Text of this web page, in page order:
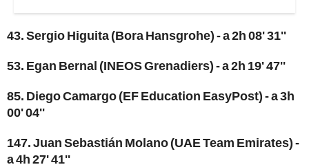
43. Sergio Higuita (Bora Hansgrohe) - a 2h 08' 31''
53. Egan Bernal (INEOS Grenadiers) - a 2h 19' 47''
85. Diego Camargo (EF Education EasyPost) - a 3h
00' 04''
147. Juan Sebastián Molano (UAE Team Emirates) -
a 4h 27' 41''